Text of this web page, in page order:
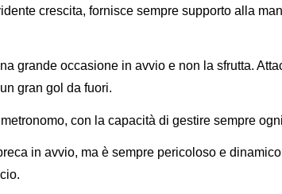
crescita, fornisce sempre supporto alla
grande occasione in avvio e non la sfrutta.
gran gol da fuori.
con la capacità di gestire sempre
in avvio, ma è sempre pericoloso e